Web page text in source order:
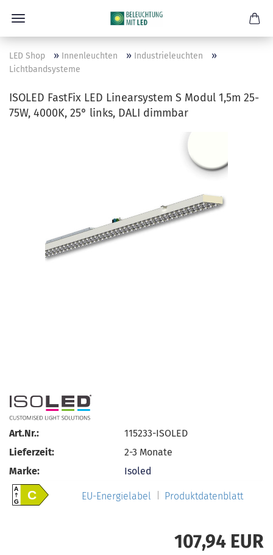
LED Shop » Innenleuchten » Industrieleuchten »
Lichtbandsysteme
ISOLED FastFix LED Linearsystem S Modul 1,5m 25-
75W, 4000K, 25° links, DALI dimmbar
Art.Nr.:
115233-ISOLED
Lieferzeit:
2-3 Monate
Marke:
Isoled
A
GC EU-Energielabel Produktdatenblatt
107,94 EUR